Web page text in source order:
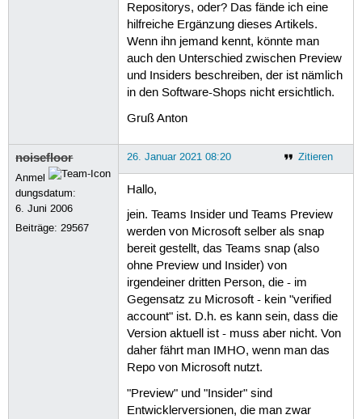
Repositorys, oder? Das fände ich eine
hilfreiche Ergänzung dieses Artikels.
Wenn ihn jemand kennt, könnte man
auch den Unterschied zwischen Preview
und Insiders beschreiben, der ist nämlich
in den Software-Shops nicht ersichtlich.
Gruß Anton
noisefloor
Anmel
dungsdatum:
6. Juni 2006
Beiträge:29567
Zitieren
26. Januar 2021 08:20
Hallo,
jein. Teams Insider und Teams Preview
werden von Microsoft selber als snap
bereit gestellt, das Teams snap (also
ohne Preview und Insider) von
irgendeiner dritten Person, die - im
Gegensatz zu Microsoft - kein "verified
account" ist. D.h. es kann sein, dass die
Version aktuell ist - muss aber nicht. Von
daher fährt man IMHO, wenn man das
Repo von Microsoft nutzt.
"Preview" und "Insider" sind
Entwicklerversionen, die man zwar